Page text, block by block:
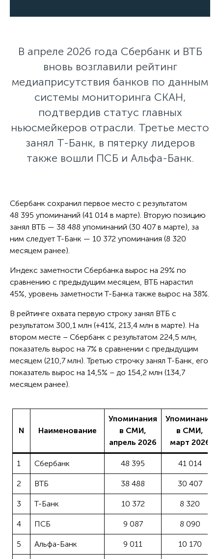
В апреле 2026 года Сбербанк и ВТБ
вновь возглавили рейтинг
медиаприсутствия банков по данным
системы мониторинга СКАН,
подтвердив статус главных
ньюсмейкеров отрасли. Третье место
занял Т-Банк, в пятерку лидеров
также вошли ПСБ и Альфа-Банк.
Сбербанк сохранил первое место с результатом
48 395 упоминаний (41 014 в марте). Вторую позицию
занял ВТБ — 38 488 упоминаний (30 407 в марте), за
ним следует Т-Банк — 10 372 упоминания (8 320
месяцем ранее).
Индекс заметности Сбербанка вырос на 29% по
сравнению с предыдущим месяцем, ВТБ нарастил
45%, уровень заметности Т-Банка также вырос на 38%.
В рейтинге охвата первую строку занял ВТБ с
результатом 300,1 млн (+41%, 213,4 млн в марте). На
втором месте – Сбербанк с результатом 224,5 млн,
показатель вырос на 7% в сравнении с предыдущим
месяцем (210,7 млн). Третью строчку занял Т-Банк, его
показатель вырос на 14,5% – до 154,2 млн (134,7
месяцем ранее).
N Наименование
Упоминания
в СМИ,
апрель 2026
Упоминания
в СМИ,
март 2026
1 Сбербанк 48 395 41 014
2 ВТБ 38 488 30 407
3 Т-Банк 10 372 8 320
4 ПСБ 9 087 8 090
5 Альфа-Банк 9 011 10 170